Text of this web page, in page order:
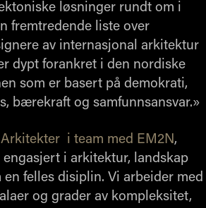
løsninger rundt om i
fremtredende liste over
av internasjonal arkitektur
dypt forankret i den nordiske
som er basert på demokrati,
bærekraft og samfunnsansvar.»
i team med EM2N,
i arkitektur, landskap
felles disiplin. Vi arbeider med
og grader av kompleksitet,